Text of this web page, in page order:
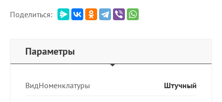
Поделиться:
Параметры
ВидНоменклатуры Штучный